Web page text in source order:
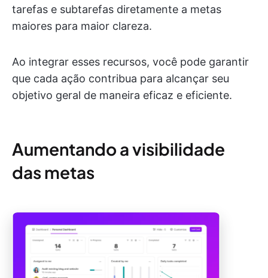
tarefas e subtarefas diretamente a metas
maiores para maior clareza.
Ao integrar esses recursos, você pode garantir
que cada ação contribua para alcançar seu
objetivo geral de maneira eficaz e eficiente.
Aumentando a visibilidade
das metas